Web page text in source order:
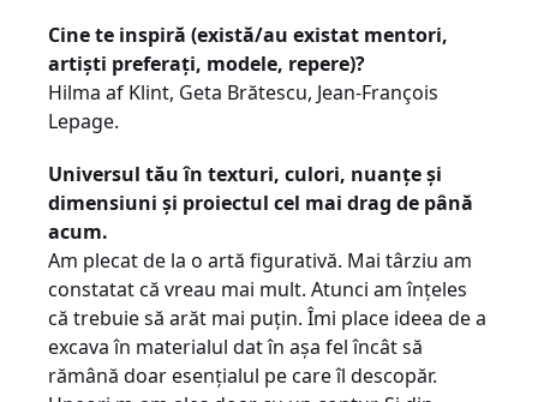
Cine te inspiră (există/au existat mentori,
artişti preferaţi, modele, repere)?
Hilma af Klint, Geta Brătescu, Jean-François
Lepage.
Universul tău în texturi, culori, nuanţe şi
dimensiuni şi proiectul cel mai drag de până
acum.
Am plecat de la o artă figurativă. Mai târziu am
constatat că vreau mai mult. Atunci am înţeles
că trebuie să arăt mai puţin. Îmi place ideea de a
excava în materialul dat în aşa fel încât să
rămână doar esenţialul pe care îl descopăr.